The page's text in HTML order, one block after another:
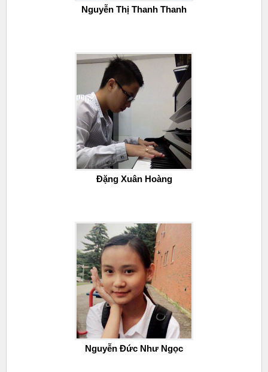
Nguyễn Thị Thanh Thanh
Đặng Xuân Hoàng
Nguyễn Đức Như Ngọc